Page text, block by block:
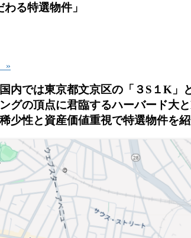
る特選物件」
»
内では東京都文京区の「３S１K」
グの頂点に君臨するハーバード大
性と資産価値重視で特選物件を紹